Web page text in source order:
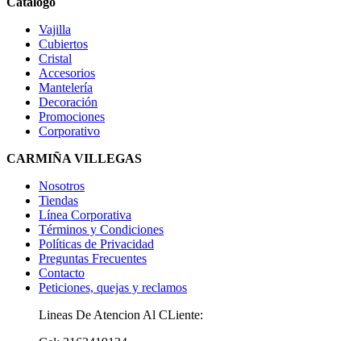
Vajilla
Cubiertos
Cristal
Accesorios
Mantelería
Decoración
Promociones
Corporativo
CARMIÑA VILLEGAS
Nosotros
Tiendas
Línea Corporativa
Términos y Condiciones
Políticas de Privacidad
Preguntas Frecuentes
Contacto
Peticiones, quejas y reclamos
Lineas De Atencion Al CLiente: